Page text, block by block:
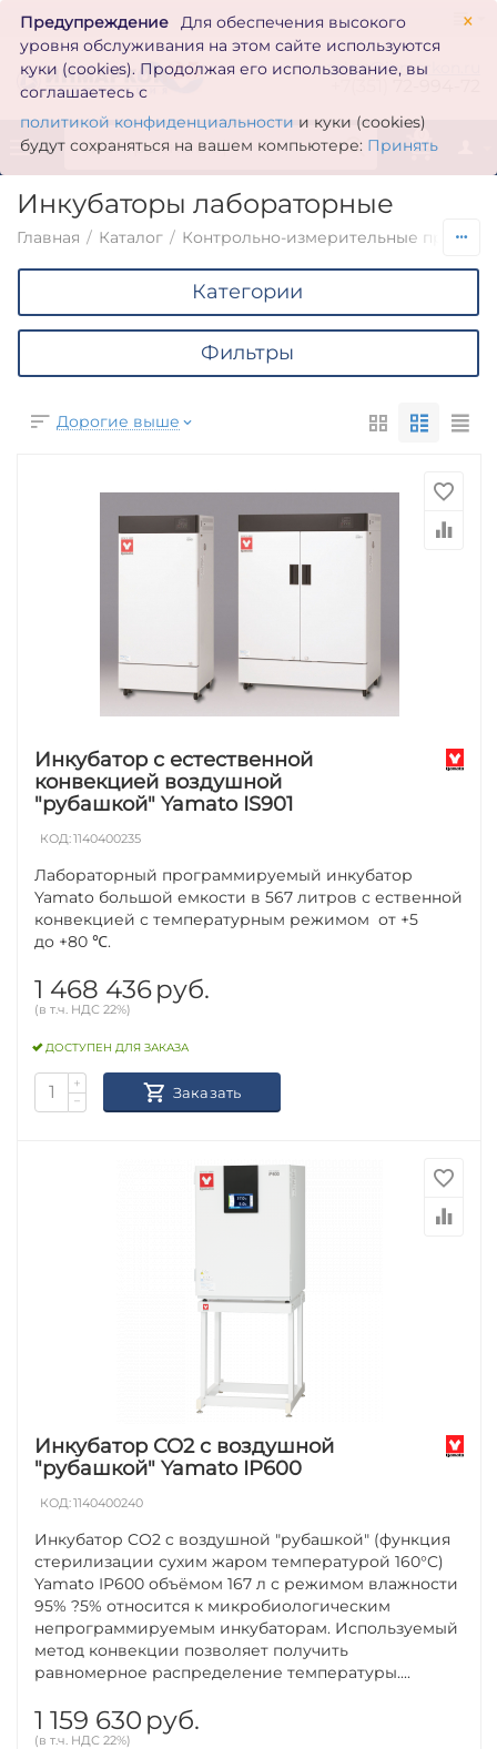
×
Предупреждение
Для обеспечения высокого
уровня обслуживания на этом сайте используются
куки (cookies). Продолжая его использование, вы
соглашаетесь с
политикой конфиденциальности и куки (cookies)
будут сохраняться на вашем компьютере: Принять
zakaz@inmarkon.ru
0
Инкубаторы лабораторные
Главная / Каталог / Контрольно-измерительные
Категории
Фильтры
Дорогие выше
Инкубатор с естественной
конвекцией воздушной
"рубашкой" Yamato IS901
КОД:1140400235
Лабораторный программируемый инкубатор
Yamato большой емкости в 567 литров с ественной
конвекцией с температурным режимом от +5
до +80 ℃.
1 468 436руб.
(в т.ч. НДС 22%)
ДОСТУПЕН ДЛЯ ЗАКАЗА
+
−
Заказать
Инкубатор CO2 c воздушной
"рубашкой" Yamato IP600
КОД:1140400240
Инкубатор CO2 c воздушной "рубашкой" (функция
стерилизации сухим жаром температурой 160°C)
Yamato IP600 объёмом 167 л с режимом влажности
95% ?5% относится к микробиологическим
непрограммируемым инкубаторам. Используемый
метод конвекции позволяет получить
равномерное распределение температуры....
1 159 630 руб.
(в т.ч. НДС 22%)